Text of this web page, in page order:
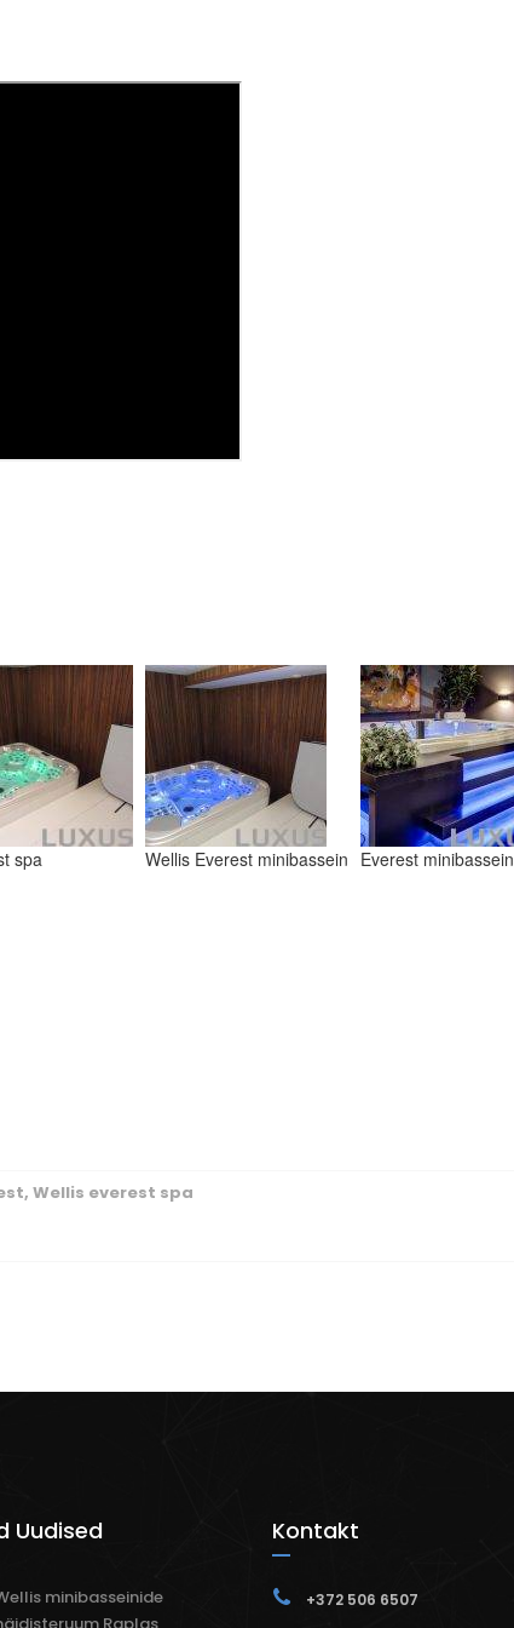
spa Wellis Everest minibassein Everest minibassein
, Wellis everest spa
Uudised
minibasseinide
Raplas
Kontakt
+372 506 6507